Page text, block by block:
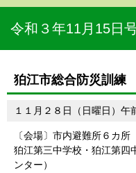
令和３年11月15日
狛江市総合防災訓練
１１月２８日（日曜日）午
〔会場〕市内避難所６カ
狛江第三中学校・狛江第四
ンター）